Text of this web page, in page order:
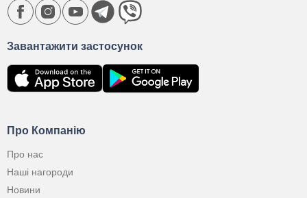
Про Компанію
Про нас
Наші нагороди
Новини
Завантажити застосунок